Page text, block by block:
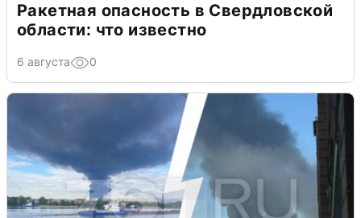
Ракетная опасность в Свердловской
области: что известно
6 августа 0